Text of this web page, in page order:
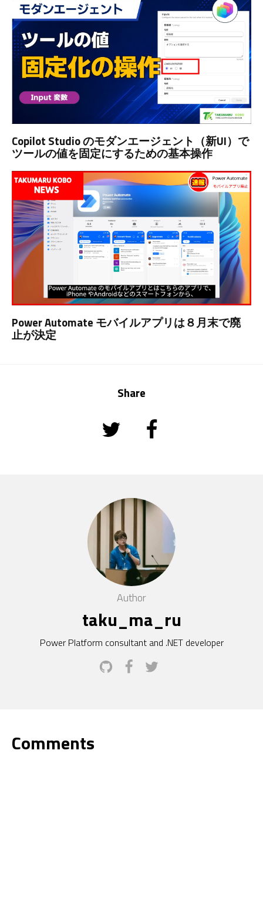
Copilot Studio のモダンエージェント（新UI）で
ツールの値を固定にするための基本操作
Power Automate モバイルアプリは８月末で廃
止が決定
Share
Author
taku_ma_ru
Power Platform consultant and .NET developer
Comments